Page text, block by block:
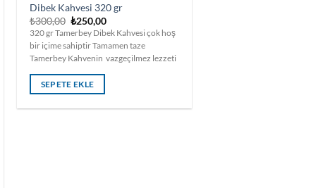
Dibek Kahvesi 320 gr
₺300,00 Orijinal
fiyat:
₺300,00.
₺250,00Şu
andaki
fiyat:
₺250,00.
320 gr Tamerbey Dibek Kahvesi çok hoş
bir içime sahiptir Tamamen taze
Tamerbey Kahvenin vazgeçilmez lezzeti
SEPETE EKLE